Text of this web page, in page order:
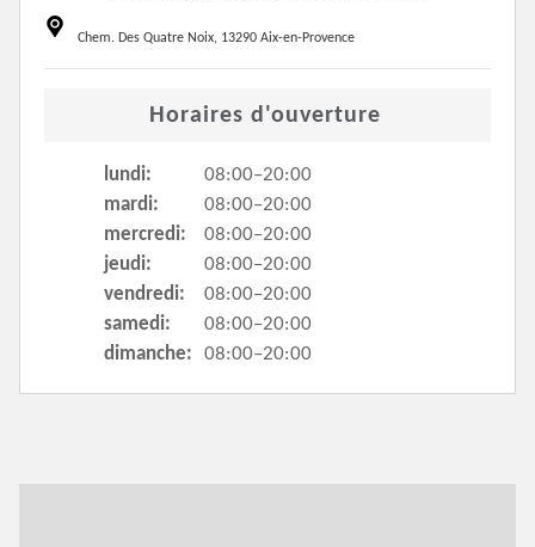
Chem. Des Quatre Noix, 13290 Aix-en-Provence
Horaires d'ouverture
lundi:
08:00–20:00
mardi:
08:00–20:00
mercredi:
08:00–20:00
jeudi:
08:00–20:00
vendredi:
08:00–20:00
samedi:
08:00–20:00
dimanche:
08:00–20:00